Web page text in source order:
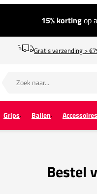
15% kortingop
Gratis verzending >
Grips Ballen Accessoires
Bestel